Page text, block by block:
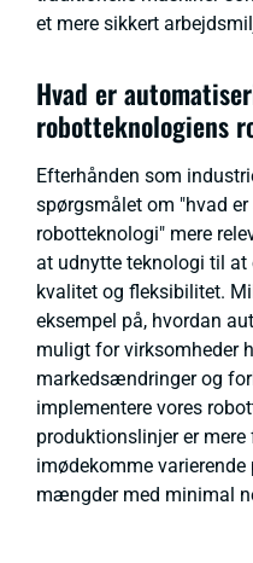
et mere sikkert
Hvad er
robotteknologiens
Efterhånden som
spørgsmålet om "hvad
robotteknologi" mere
at udnytte teknologi til
kvalitet og fleksibilitet.
eksempel på, hvordan
muligt for virksomheder
markedsændringer og
implementere vores
produktionslinjer er
imødekomme
mængder med minimal